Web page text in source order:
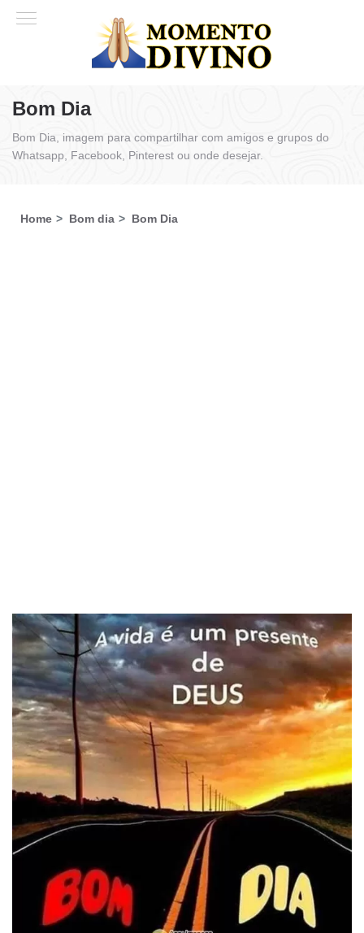
Bom Dia
Bom Dia, imagem para compartilhar com amigos e grupos do
Whatsapp, Facebook, Pinterest ou onde desejar.
Home Bom dia Bom Dia